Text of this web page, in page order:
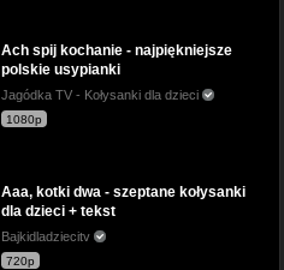
Ach spij kochanie - najpiękniejsze
polskie usypianki
Jagódka TV - Kołysanki dla dzieci
1080p
Aaa, kotki dwa - szeptane kołysanki
dla dzieci + tekst
Bajkidladziecitv
720p